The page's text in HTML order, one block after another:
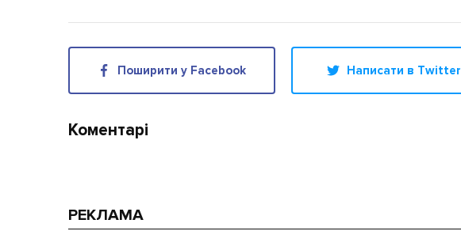
Поширити у Facebook Написати в Twitter
Коментарі
РЕКЛАМА